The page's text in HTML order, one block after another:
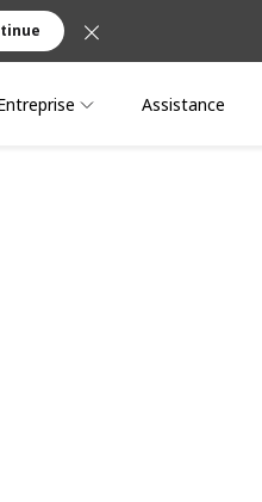
Assistance